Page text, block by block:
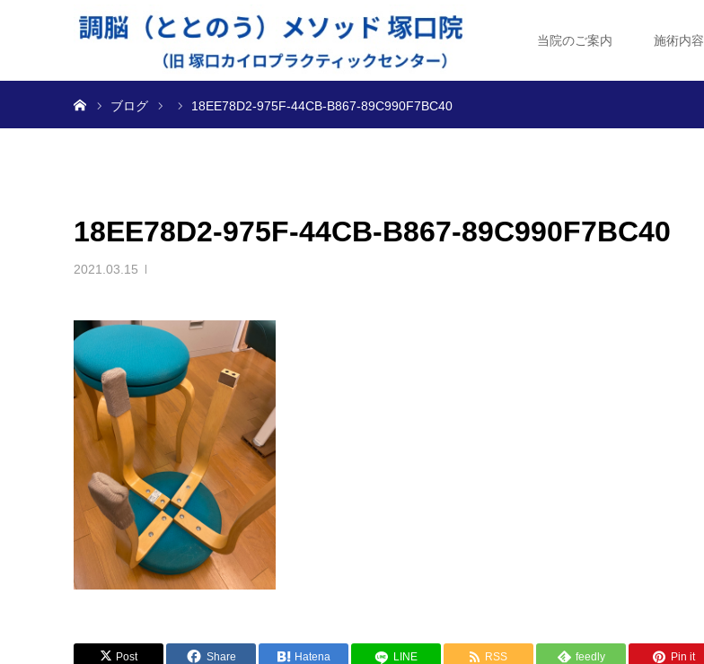
当院のご案内 施術内容
ブログ 18EE78D2-975F-44CB-B867-89C990F7BC40
18EE78D2-975F-44CB-B867-89C990F7BC40
2021.03.15
Post Share Hatena LINE RSS feedly Pin it